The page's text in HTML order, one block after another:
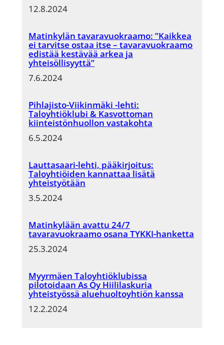
12.8.2024
Matinkylän tavaravuokraamo: ”Kaikkea
ei tarvitse ostaa itse – tavaravuokraamo
edistää kestävää arkea ja
yhteisöllisyyttä”
7.6.2024
Pihlajisto-Viikinmäki -lehti:
Taloyhtiöklubi & Kasvottoman
kiinteistönhuollon vastakohta
6.5.2024
Lauttasaari-lehti, pääkirjoitus:
Taloyhtiöiden kannattaa lisätä
yhteistyötään
3.5.2024
Matinkylään avattu 24/7
tavaravuokraamo osana TYKKI-hanketta
25.3.2024
Myyrmäen Taloyhtiöklubissa
pilotoidaan As Oy Hiililaskuria
yhteistyössä aluehuoltoyhtiön kanssa
12.2.2024